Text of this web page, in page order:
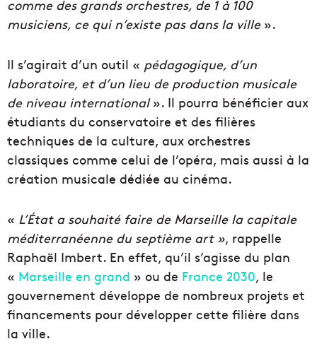
comme des grands orchestres, de 1 à 100
musiciens, ce qui n’existe pas dans la ville ».
Il s’agirait d’un outil « pédagogique, d’un
laboratoire, et d’un lieu de production musicale
de niveau international». Il pourra bénéficier aux
étudiants du conservatoire et des filières
techniques de la culture, aux orchestres
classiques comme celui de l’opéra, mais aussi à la
création musicale dédiée au cinéma.
« L’État a souhaité faire de Marseille la capitale
méditerranéenne du septième art », rappelle
Raphaël Imbert. En effet, qu’il s’agisse du plan
« Marseille en grand » ou de France 2030, le
gouvernement développe de nombreux projets et
financements pour développer cette filière dans
la ville.